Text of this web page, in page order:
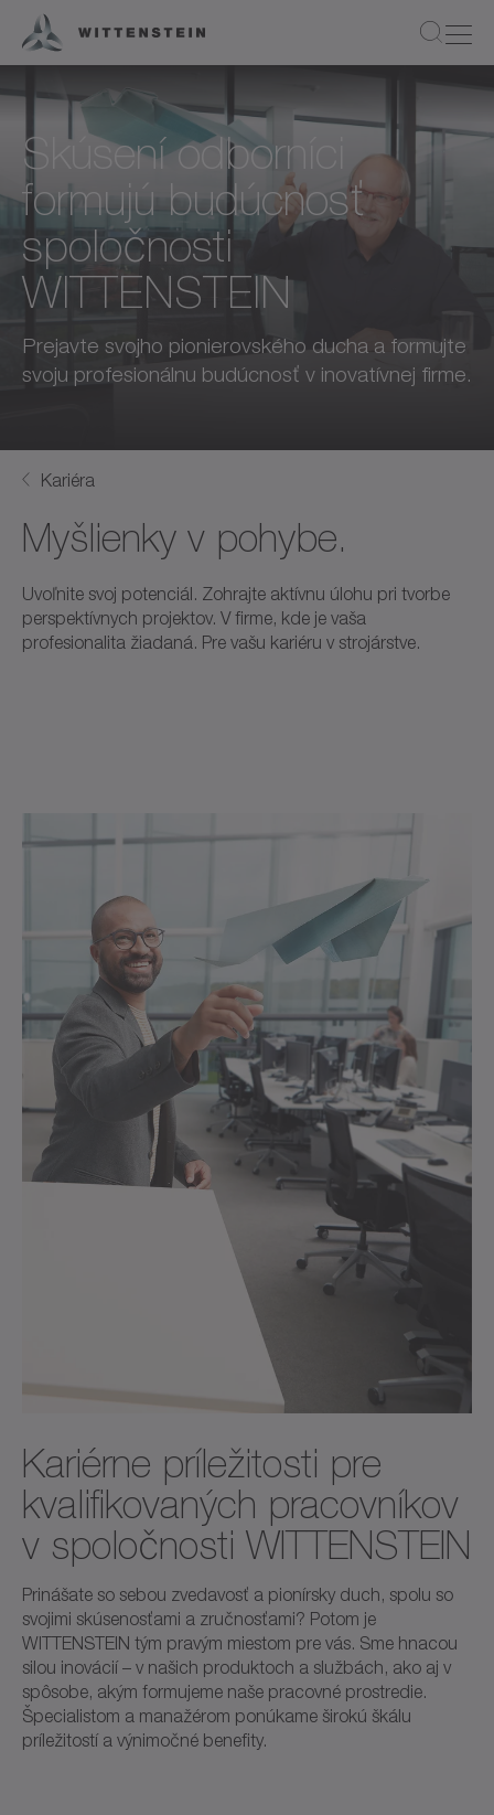
Skúsení odborníci
formujú budúcnosť
spoločnosti
WITTENSTEIN
Prejavte svojho pionierovského ducha a formujte
svoju profesionálnu budúcnosť v inovatívnej firme.
Kariéra
Myšlienky v pohybe.
Uvoľnite svoj potenciál. Zohrajte aktívnu úlohu pri tvorbe
perspektívnych projektov. V firme, kde je vaša
profesionalita žiadaná. Pre vašu kariéru v strojárstve.
Kariérne príležitosti pre
kvalifikovaných pracovníkov
v spoločnosti WITTENSTEIN
Prinášate so sebou zvedavosť a pionírsky duch, spolu so
svojimi skúsenosťami a zručnosťami? Potom je
WITTENSTEIN tým pravým miestom pre vás. Sme hnacou
silou inovácií – v našich produktoch a službách, ako aj v
spôsobe, akým formujeme naše pracovné prostredie.
Špecialistom a manažérom ponúkame širokú škálu
príležitostí a výnimočné benefity.